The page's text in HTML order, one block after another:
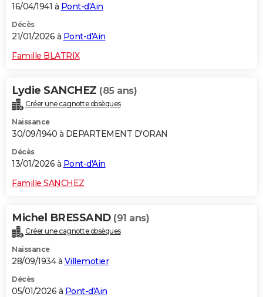
16/04/1941 à Pont-d'Ain
Décès
21/01/2026 à Pont-d'Ain
Famille BLATRIX
Lydie SANCHEZ (85 ans)
Créer une cagnotte obsèques
Naissance
30/09/1940 à DEPARTEMENT D'ORAN
Décès
13/01/2026 à Pont-d'Ain
Famille SANCHEZ
Michel BRESSAND (91 ans)
Créer une cagnotte obsèques
Naissance
28/09/1934 à Villemotier
Décès
05/01/2026 à Pont-d'Ain